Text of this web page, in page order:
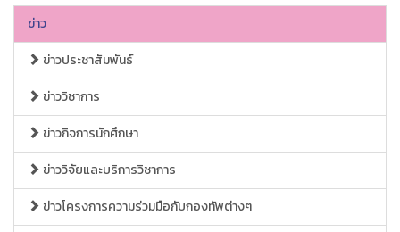
ข่าว
ข่าวประชาสัมพันธ์
ข่าววิชาการ
ข่าวกิจการนักศึกษา
ข่าววิจัยและบริการวิชาการ
ข่าวโครงการความร่วมมือกับกองทัพต่างๆ